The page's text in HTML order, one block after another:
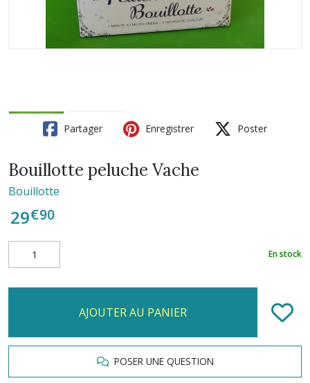
Partager Enregistrer Poster
Bouillotte peluche Vache
Bouillotte
29€90
En stock
AJOUTER AU PANIER
POSER UNE QUESTION